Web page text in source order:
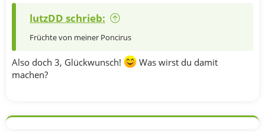
lutzDD schrieb:
Früchte von meiner Poncirus
Also doch 3, Glückwunsch!
Was wirst du damit
machen?